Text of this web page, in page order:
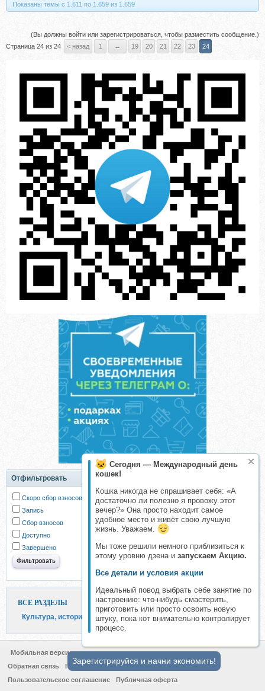
Сегодня — Международный день
кошек!
Кошка никогда не спрашивает себя: «А
достаточно ли полезно я провожу этот
вечер?» Она просто находит самое
удобное место и живёт свою лучшую
жизнь. Уважаем.
Мы тоже решили немного приблизиться к
этому уровню дзена и запускаем Акцию.
Все детали и условия акции
Идеальный повод выбрать себе занятие по
настроению: что-нибудь смастерить,
приготовить или просто освоить новую
штуку, пока кот внимательно контролирует
процесс.
Показаны темы с 1.611 по 1.659 из 1.659
(Вы должны войти или зарегистрироваться, чтобы разместить сообщение.)
Страница 24 из 24
< назад 1 ← 19 20 21 22 23 24
Отфильтровать
Скоро сбор взносов
Запись
Сбор взносов
Доступно
Завершено
ВСЕ РАЗДЕЛЫ
Культура, история и искусство
Мобильная версия
Обратная связь
Политика конфиденциальности
Пользовательское соглашение
Публичная оферта
Зарегистрируйся и начни экономить!